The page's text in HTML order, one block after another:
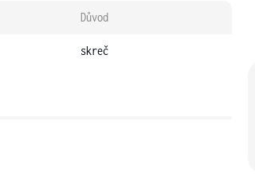
Důvod
skreč